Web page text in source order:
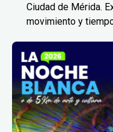
Ciudad de Mérida.
movimiento y